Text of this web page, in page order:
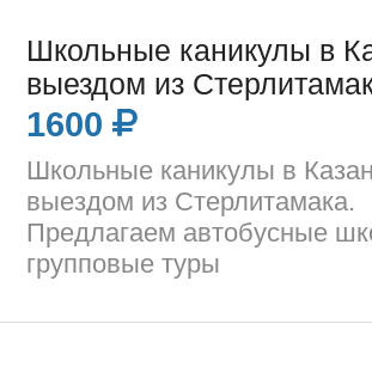
Школьные каникулы в
выездом из
1600
Школьные каникулы в
выездом из Стерлитамака.
Предлагаем автобусные
групповые туры